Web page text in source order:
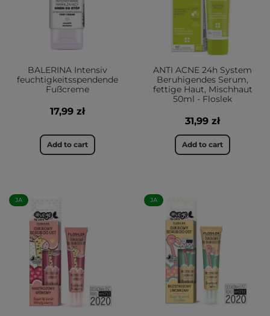
BALERINA Intensiv
feuchtigkeitsspendende
Fußcreme
17,99 zł
Add to cart
ANTI ACNE 24h System
Beruhigendes Serum,
fettige Haut, Mischhaut
50ml - Floslek
31,99 zł
Add to cart
JA JA